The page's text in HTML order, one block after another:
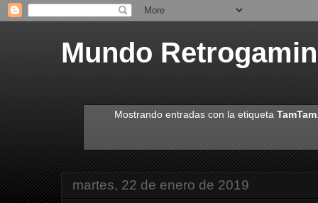
Mundo
Mostrando entradas con la etiqueta TamTam
martes, 22 de enero de 2019